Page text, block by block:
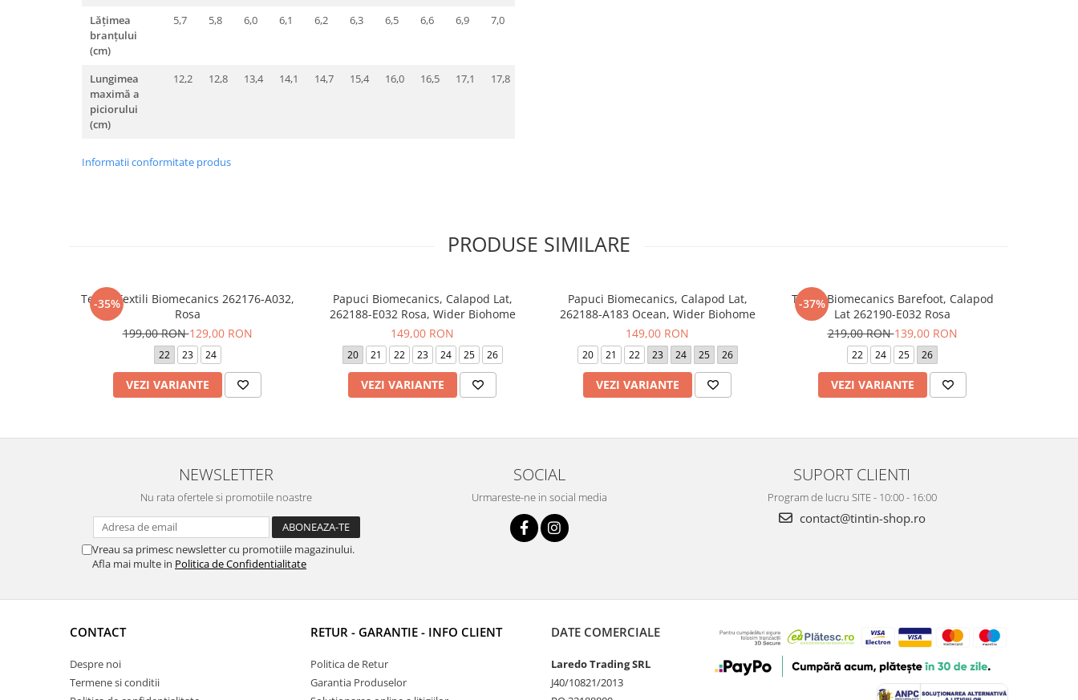
Lățimea
branțului
(cm)
5,7 5,8 6,0 6,1 6,2 6,3 6,5 6,6 6,9 7,0
Lungimea
maximă a
piciorului
(cm)
12,2 12,8 13,4 14,1 14,7 15,4 16,0 16,5 17,1 17,8
Informatii conformitate produs
PRODUSE SIMILARE
-35%
Tenisi Textili Biomecanics 262176-A032,
Rosa
199,00 RON129,00 RON
22 23 24
VEZI VARIANTE
Papuci Biomecanics, Calapod Lat,
262188-E032 Rosa, Wider Biohome
149,00 RON
20 21 22 23 24 25 26
VEZI VARIANTE
Papuci Biomecanics, Calapod Lat,
262188-A183 Ocean, Wider Biohome
149,00 RON
20 21 22 23 24 25 26
VEZI VARIANTE
-37%
Tenisi Biomecanics Barefoot, Calapod
Lat 262190-E032 Rosa
219,00 RON139,00 RON
22 24 25 26
VEZI VARIANTE
NEWSLETTER
Nu rata ofertele si promotiile noastre
Vreau sa primesc newsletter cu promotiile magazinului.
Afla mai multe in Politica de Confidentialitate
SOCIAL
Urmareste-ne in social media
SUPORT CLIENTI
Program de lucru SITE - 10:00 - 16:00
contact@tintin-shop.ro
CONTACT
Despre noi
Termene si conditii
RETUR - GARANTIE - INFO CLIENT
Politica de Retur
Garantia Produselor
DATE COMERCIALE
Laredo Trading SRL
J40/10821/2013